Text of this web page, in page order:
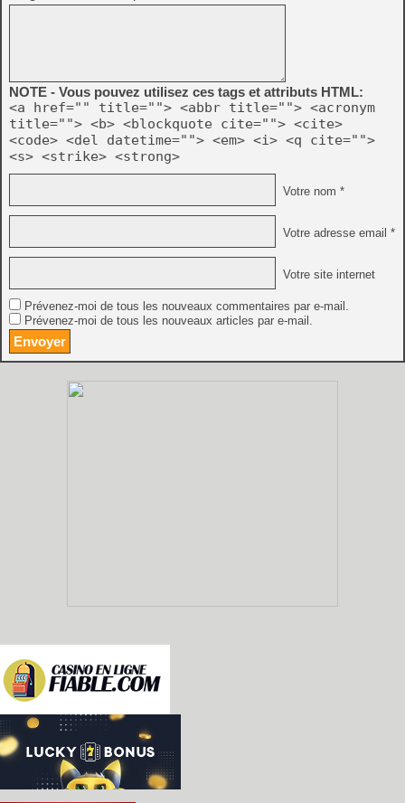
NOTE - Vous pouvez utilisez ces tags et attributs HTML:
<a href="" title=""> <abbr title=""> <acronym
title=""> <b> <blockquote cite=""> <cite>
<code> <del datetime=""> <em> <i> <q cite="">
<s> <strike> <strong>
Votre nom *
Votre adresse email *
Votre site internet
Prévenez-moi de tous les nouveaux commentaires par e-mail.
Prévenez-moi de tous les nouveaux articles par e-mail.